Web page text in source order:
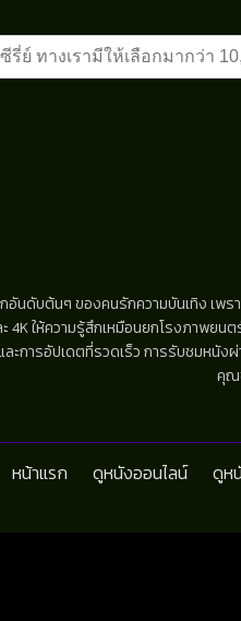
อันดับต้นๆ ของคนรักความบันเทิง เพร
ให้ความรู้สึกเหมือนยกโรงภาพยน
การอัปเดตที่รวดเร็ว การรับชมหนัง
คุณ
หน้าแรก ดูหนังออนไลน์ ดูห